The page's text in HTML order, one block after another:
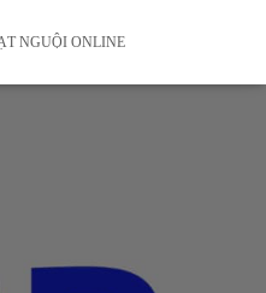
NGUỘI ONLINE